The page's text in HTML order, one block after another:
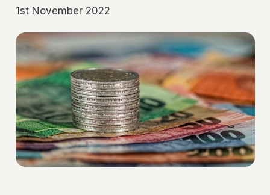
1st November 2022